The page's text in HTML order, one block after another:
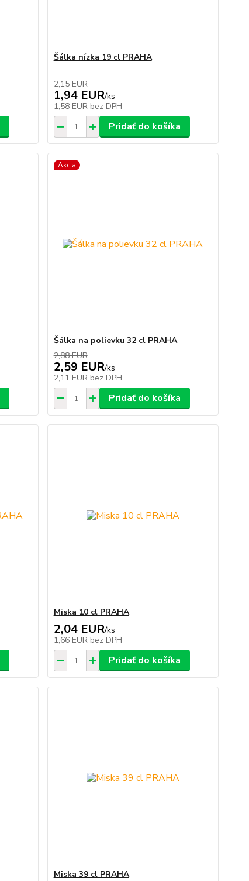
Šálka nízka 19 cl PRAHA
2,15 EUR
1,94 EUR/ks
1,58 EUR bez DPH
Pridať do košíka
Akcia
Šálka na polievku 32 cl PRAHA
2,88 EUR
2,59 EUR/ks
2,11 EUR bez DPH
Pridať do košíka
Miska 10 cl PRAHA
2,04 EUR/ks
1,66 EUR bez DPH
Pridať do košíka
Miska 39 cl PRAHA